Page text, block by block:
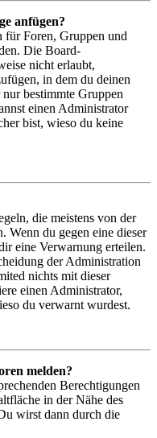
anfügen?
für Foren, Gruppen und
Die Board-
nicht erlaubt,
in dem du deinen
bestimmte Gruppen
einen Administrator
bist, wieso du keine
die meistens von der
Wenn du gegen eine dieser
eine Verwarnung erteilen.
der Administration
nichts mit dieser
einen Administrator,
du verwarnt wurdest.
melden?
Berechtigungen
in der Nähe des
wirst dann durch die